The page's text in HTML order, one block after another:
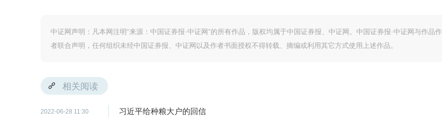
中证网声明：凡本网注明“来源：中国证券报·中证网”的所有作品，版权均属于中国证券报、中证网。中国证券报·中证网与作品作
者联合声明，任何组织未经中国证券报、中证网以及作者书面授权不得转载、摘编或利用其它方式使用上述作品。
相关阅读
2022-06-28 11:30 习近平给种粮大户的回信